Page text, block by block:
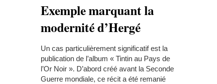
Exemple marquant la
modernité d’Hergé
Un cas particulièrement significatif est la
publication de l’album « Tintin au Pays de
l’Or Noir ». D’abord créé avant la Seconde
Guerre mondiale, ce récit a été remanié